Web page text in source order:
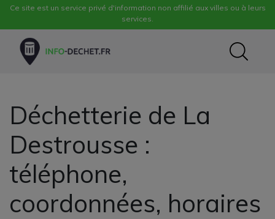
Ce site est un service privé d'information non affilié aux villes ou à leurs
services.
Déchetterie de La
Destrousse :
téléphone,
coordonnées, horaires